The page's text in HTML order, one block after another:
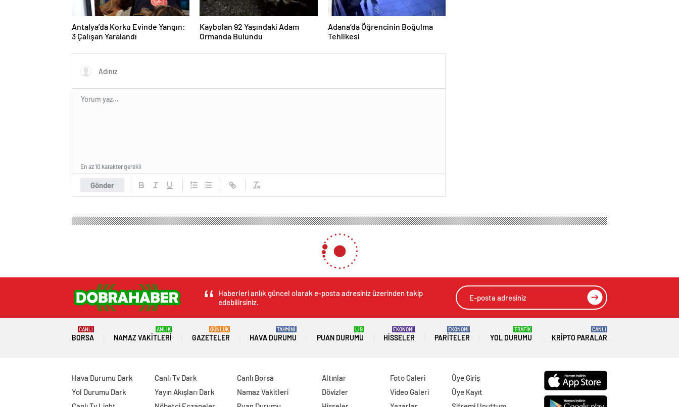
Antalya’da Korku Evinde Yangın:
3 Çalışan Yaralandı
Kaybolan 92 Yaşındaki Adam
Ormanda Bulundu
Adana’da Öğrencinin Boğulma
Tehlikesi
Gönder
En az 10 karakter gerekli
Haberleri anlık güncel olarak e-posta adresiniz üzerinden takip
edebilirsiniz.
BORSA
CANLI
NAMAZ VAKITLERI
ANLIK
GAZETELER
GÜNLÜK
HAVA DURUMU
TAHMİNİ
PUAN DURUMU
LİG
HISSELER
EKONOMİ
PARITELER
EKONOMİ
YOL DURUMU
TRAFİK
KRIPTO PARALAR
CANLI
Hava Durumu Dark
Yol Durumu Dark
Canlı Tv Dark
Yayın Akışları Dark
Canlı Borsa
Namaz Vakitleri
Altınlar
Dövizler
Foto Galeri
Video Galeri
Üye Giriş
Üye Kayıt